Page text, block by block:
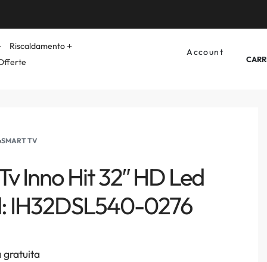
Riscaldamento
Account
›SMART TV
Inno Hit 32″ HD Led
IH32DSL540-0276
gratuita